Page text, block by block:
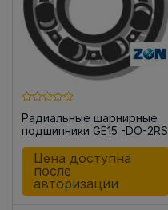
Радиальные шарнирные
подшипники GE15 -DO-2RS
Цена доступна
после
авторизации